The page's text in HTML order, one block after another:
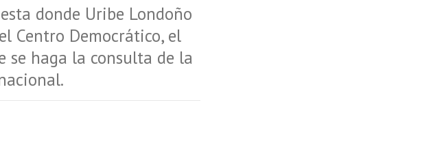
donde Uribe Londoño
Centro Democrático, el
se haga la consulta de la